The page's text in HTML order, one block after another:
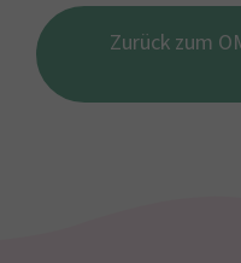
Zurück zum